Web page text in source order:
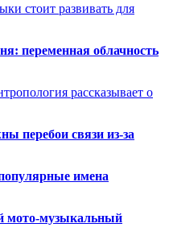
стоит развивать для
переменная облачность
рассказывает о
перебои связи из-за
имена
мото-музыкальный